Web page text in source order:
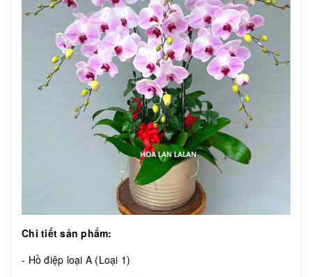
Chi tiết sản phẩm:
- Hồ điệp loại A (Loại 1)